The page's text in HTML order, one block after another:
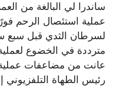
عملية استئصال الرحم
لسرطان الثدي قبل سبع
مترددة في الخضوع
عانت من مضاعفات
رئيس الطهاة التلفزيوني